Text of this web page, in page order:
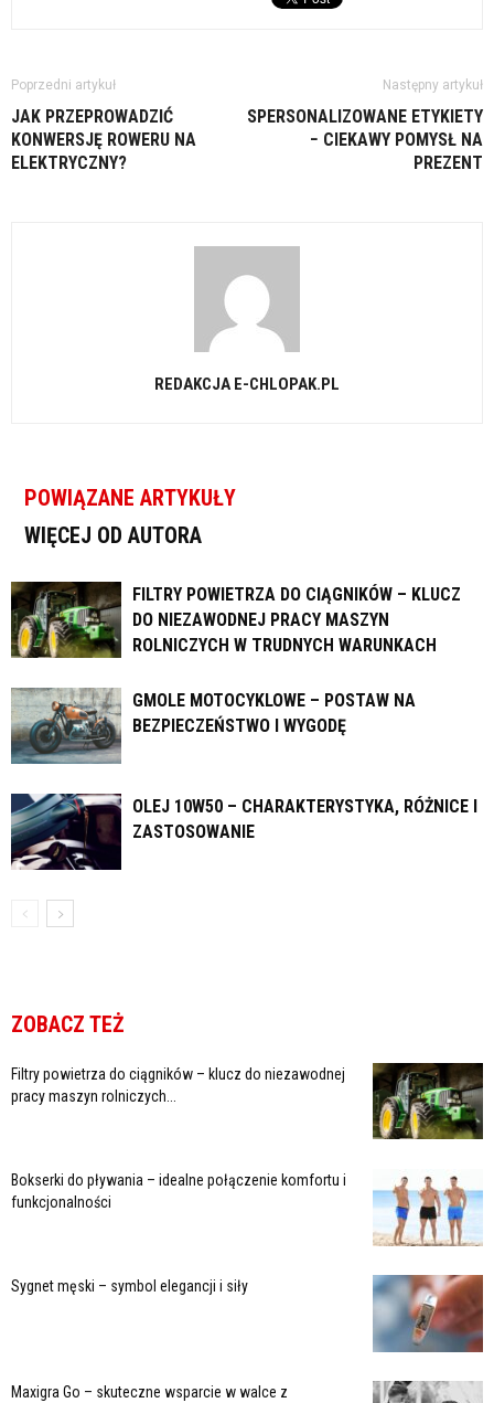
Poprzedni artykuł
JAK PRZEPROWADZIĆ
KONWERSJĘ ROWERU NA
ELEKTRYCZNY?
Następny artykuł
SPERSONALIZOWANE ETYKIETY
− CIEKAWY POMYSŁ NA
PREZENT
REDAKCJA E-CHLOPAK.PL
POWIĄZANE ARTYKUŁY
WIĘCEJ OD AUTORA
FILTRY POWIETRZA DO CIĄGNIKÓW – KLUCZ
DO NIEZAWODNEJ PRACY MASZYN
ROLNICZYCH W TRUDNYCH WARUNKACH
GMOLE MOTOCYKLOWE – POSTAW NA
BEZPIECZEŃSTWO I WYGODĘ
OLEJ 10W50 – CHARAKTERYSTYKA, RÓŻNICE I
ZASTOSOWANIE
ZOBACZ TEŻ
Filtry powietrza do ciągników – klucz do niezawodnej
pracy maszyn rolniczych...
Bokserki do pływania – idealne połączenie komfortu i
funkcjonalności
Sygnet męski – symbol elegancji i siły
Maxigra Go – skuteczne wsparcie w walce z